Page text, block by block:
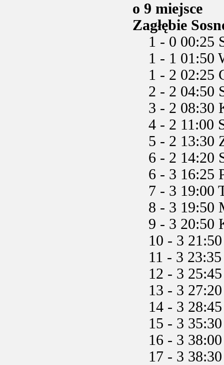
o 9 miejsce
Zagłębie
1 - 0 00:25
1 - 1 01:50
1 - 2 02:25
2 - 2 04:50
3 - 2 08:30
4 - 2 11:00
5 - 2 13:30
6 - 2 14:20
6 - 3 16:25
7 - 3 19:00
8 - 3 19:50
9 - 3 20:50
10 - 3 21:50
11 - 3 23:35
12 - 3 25:45
13 - 3 27:20
14 - 3 28:45
15 - 3 35:30
16 - 3 38:00
17 - 3 38:30